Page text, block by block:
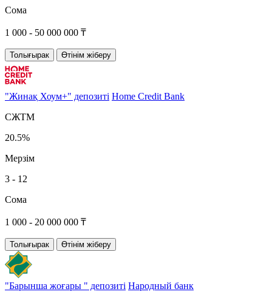
Сома
1 000 - 50 000 000 ₸
Толығырак Өтінім жіберу
"Жинақ Хоум+" депозиті Home Credit Bank
СЖТМ
20.5%
Мерзім
3 - 12
Сома
1 000 - 20 000 000 ₸
Толығырак Өтінім жіберу
"Барынша жоғары " депозиті Народный банк